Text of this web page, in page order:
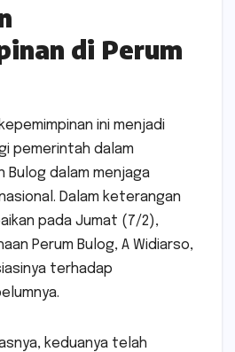
di Perum
ini menjadi
pemerintah dalam
Bulog dalam menjaga
Dalam keterangan
pada Jumat (7/2),
Perum Bulog, A Widiarso,
terhadap
keduanya telah